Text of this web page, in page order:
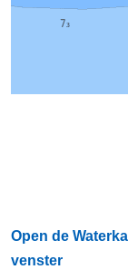
Open de
venster